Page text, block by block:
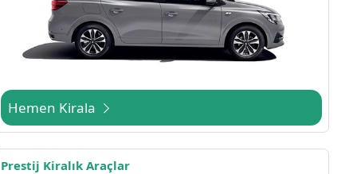
Hemen Kirala
Prestij Kiralık Araçlar